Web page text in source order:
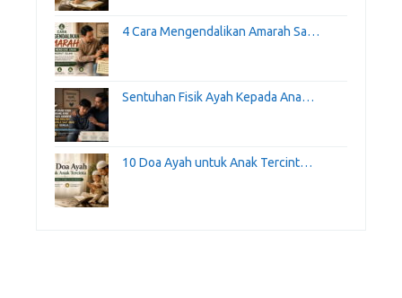
4 Cara Mengendalikan Amarah Sa…
Sentuhan Fisik Ayah Kepada Ana…
10 Doa Ayah untuk Anak Tercint…